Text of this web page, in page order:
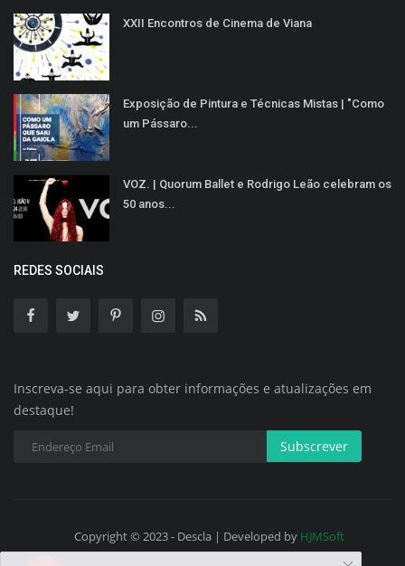
XXII Encontros de Cinema de Viana
Exposição de Pintura e Técnicas Mistas | "Como
um Pássaro...
VOZ. | Quorum Ballet e Rodrigo Leão celebram os
50 anos...
REDES SOCIAIS
Inscreva-se aqui para obter informações e atualizações em
destaque!
Subscrever
Copyright © 2023 - Descla | Developed by HJMSoft